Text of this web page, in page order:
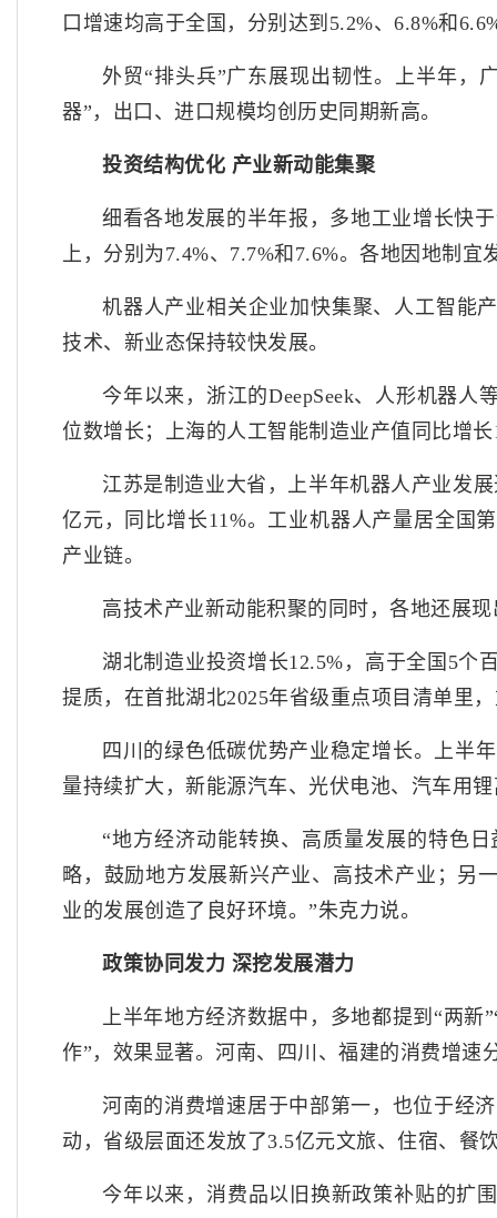
口增速均高于全国，分别达到5.2%、6.8%和
外贸“排头兵”广东展现出韧性。上半年，
器”，出口、进口规模均创历史同期新高。
投资结构优化 产业新动能集聚
细看各地发展的半年报，多地工业增长快
上，分别为7.4%、7.7%和7.6%。各地因地制
机器人产业相关企业加快集聚、人工智能
技术、新业态保持较快发展。
今年以来，浙江的DeepSeek、人形机器
位数增长；上海的人工智能制造业产值同比增
江苏是制造业大省，上半年机器人产业发
亿元，同比增长11%。工业机器人产量居全国
产业链。
高技术产业新动能积聚的同时，各地还展
湖北制造业投资增长12.5%，高于全国5个
提质，在首批湖北2025年省级重点项目清单里
四川的绿色低碳优势产业稳定增长。上半
量持续扩大，新能源汽车、光伏电池、汽车用
“地方经济动能转换、高质量发展的特色
略，鼓励地方发展新兴产业、高技术产业；另
业的发展创造了良好环境。”朱克力说。
政策协同发力 深挖发展潜力
上半年地方经济数据中，多地都提到“两
作”，效果显著。河南、四川、福建的消费增速
河南的消费增速居于中部第一，也位于经
动，省级层面还发放了3.5亿元文旅、住宿、餐
今年以来，消费品以旧换新政策补贴的扩